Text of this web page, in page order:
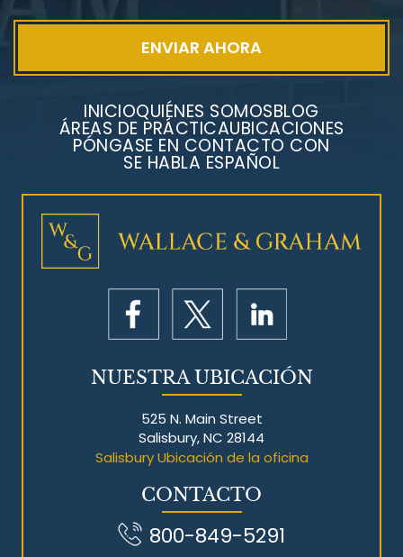
INICIOQUIÉNES SOMOSBLOG
ÁREAS DE PRÁCTICAUBICACIONES
PÓNGASE EN CONTACTO CON
SE HABLA ESPAÑOL
NUESTRA UBICACIÓN
525 N. Main Street
Salisbury, NC 28144
Salisbury Ubicación de la oficina
CONTACTO
800-849-5291